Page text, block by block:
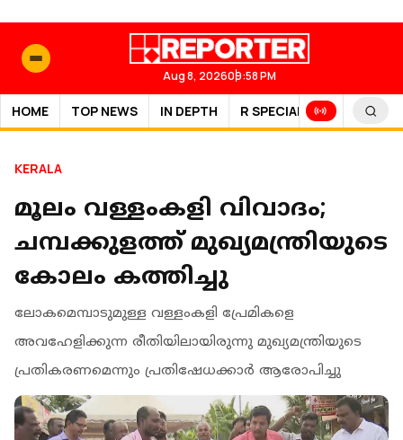
Aug 8, 202609:58 PM
HOME TOP NEWS IN DEPTH R SPECIAL SPORTS
KERALA
മൂലം വള്ളംകളി വിവാദം;
ചമ്പക്കുളത്ത് മുഖ്യമന്ത്രിയുടെ
കോലം കത്തിച്ചു
ലോകമെമ്പാടുമുള്ള വള്ളംകളി പ്രേമികളെ
അവഹേളിക്കുന്ന രീതിയിലായിരുന്നു മുഖ്യമന്ത്രിയുടെ
പ്രതികരണമെന്നും പ്രതിഷേധക്കാർ ആരോപിച്ചു